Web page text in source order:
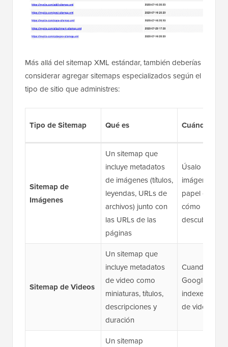
Más allá del sitemap XML estándar, también deberías
considerar agregar sitemaps especializados según el
tipo de sitio que administres:
Tipo de Sitemap Qué es Cuándo
Sitemap de
Imágenes
Un sitemap que
incluye metadatos
de imágenes (títulos,
leyendas, URLs de
archivos) junto con
las URLs de las
páginas
Úsalo si las
imágenes
papel clave
cómo los
descubren tu
Sitemap de Videos
Un sitemap que
incluye metadatos
de video como
miniaturas, títulos,
descripciones y
duración
Cuando
Google
indexe tu
de video
Un sitemap